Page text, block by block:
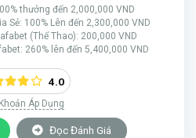
thưởng đến 2,000,000 VND
Sẻ: 100% Lên đến 2,300,000 VND
(Thể Thao): 200,000 VND
260% lên đến 5,400,000 VND
4.0
Áp Dụng
Đọc Đánh Giá